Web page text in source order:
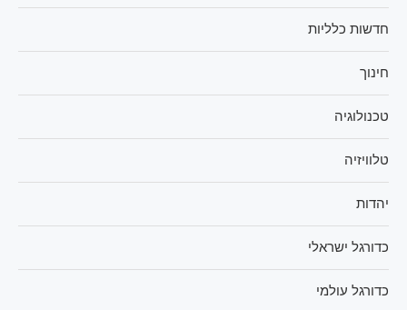
חדשות כלליות
חינוך
טכנולוגיה
טלוויזיה
יהדות
כדורגל ישראלי
כדורגל עולמי